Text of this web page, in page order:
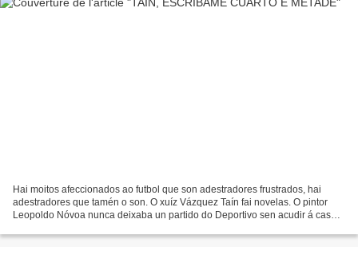
Hai moitos afeccionados ao futbol que son adestradores frustrados, hai
adestradores que tamén o son. O xuíz Vázquez Taín fai novelas. O pintor
Leopoldo Nóvoa nunca deixaba un partido do Deportivo sen acudir á casa